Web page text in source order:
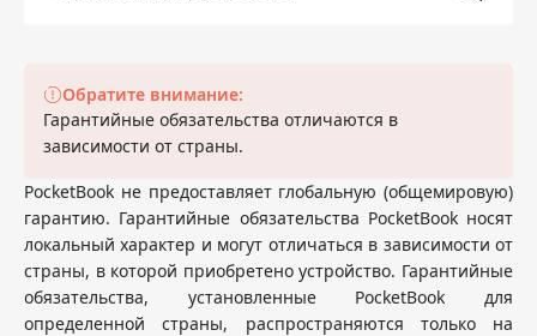
Обратите внимание:
Гарантийные обязательства отличаются в
зависимости от страны.
PocketBook не предоставляет глобальную (общемировую)
гарантию. Гарантийные обязательства PocketBook носят
локальный характер и могут отличаться в зависимости от
страны, в которой приобретено устройство. Гарантийные
обязательства, установленные PocketBook для
определенной страны, распространяются только на